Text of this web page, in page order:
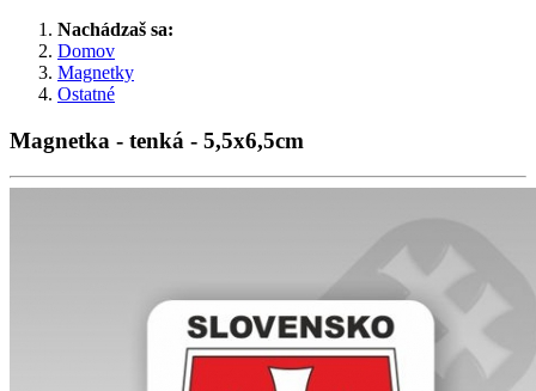
Nachádzaš sa:
Domov
Magnetky
Ostatné
Magnetka - tenká - 5,5x6,5cm